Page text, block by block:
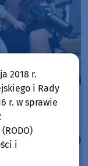
mundur. Dziś
(09.08)
2018 r.
i Rady
r. w sprawie
i